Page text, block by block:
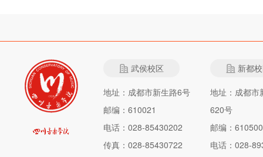
武侯校区
地址：成都市新生路6号
邮编：610021
电话：028-85430202
传真：028-85430722
新都
地址：成都市
620号
邮编：610500
电话：028-